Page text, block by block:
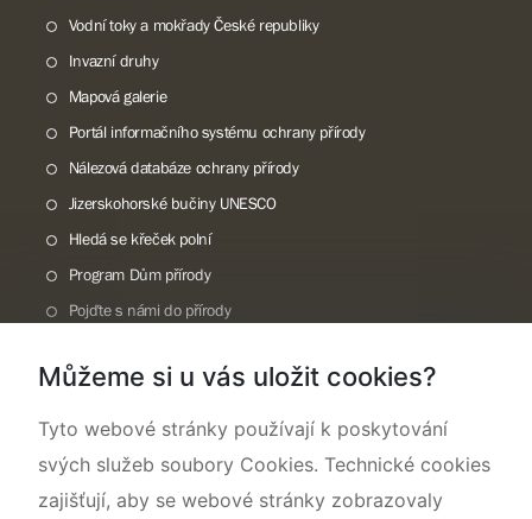
Vodní toky a mokřady České republiky
Invazní druhy
Mapová galerie
Portál informačního systému ochrany přírody
Nálezová databáze ochrany přírody
Jizerskohorské bučiny UNESCO
Hledá se křeček polní
Program Dům přírody
Pojďte s námi do přírody
Rok CHKO pod záštitou České komise pro UNESCO
Můžeme si u vás uložit cookies?
Tyto webové stránky používají k poskytování
svých služeb soubory Cookies. Technické cookies
zajišťují, aby se webové stránky zobrazovaly